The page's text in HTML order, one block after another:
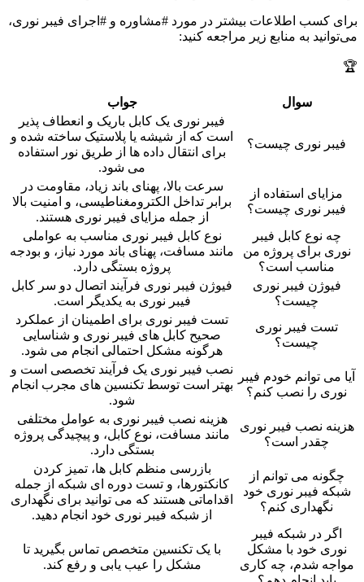
برای کسب اطلاعات بیشتر در مورد #مشاوره و #اجرای فیبر نوری،
می‌توانید به منابع زیر مراجعه کنید:
🏆
سوال جواب
فیبر نوری چیست؟
فیبر نوری یک کابل باریک و انعطاف پذیر
است که از شیشه یا پلاستیک ساخته شده و
برای انتقال داده ها از طریق نور استفاده
می شود.
مزایای استفاده از
فیبر نوری چیست؟
سرعت بالا، پهنای باند زیاد، مقاومت در
برابر تداخل الکترومغناطیسی، و امنیت بالا
از جمله مزایای فیبر نوری هستند.
چه نوع کابل فیبر
نوری برای پروژه من
مناسب است؟
نوع کابل فیبر نوری مناسب به عواملی
مانند مسافت، پهنای باند مورد نیاز، و بودجه
پروژه بستگی دارد.
فیوژن فیبر نوری
چیست؟
فیوژن فیبر نوری فرآیند اتصال دو سر کابل
فیبر نوری به یکدیگر است.
تست فیبر نوری
چیست؟
تست فیبر نوری برای اطمینان از عملکرد
صحیح کابل های فیبر نوری و شناسایی
هرگونه مشکل احتمالی انجام می شود.
آیا می توانم خودم فیبر
نوری را نصب کنم؟
نصب فیبر نوری یک فرآیند تخصصی است و
بهتر است توسط تکنسین های مجرب انجام
شود.
هزینه نصب فیبر نوری
چقدر است؟
هزینه نصب فیبر نوری به عوامل مختلفی
مانند مسافت، نوع کابل، و پیچیدگی پروژه
بستگی دارد.
چگونه می توانم از
شبکه فیبر نوری خود
نگهداری کنم؟
بازرسی منظم کابل ها، تمیز کردن
کانکتورها، و تست دوره ای شبکه از جمله
اقداماتی هستند که می توانید برای نگهداری
از شبکه فیبر نوری خود انجام دهید.
اگر در شبکه فیبر
نوری خود با مشکل
مواجه شدم، چه کاری
با یک تکنسین متخصص تماس بگیرید تا
مشکل را عیب یابی و رفع کند.